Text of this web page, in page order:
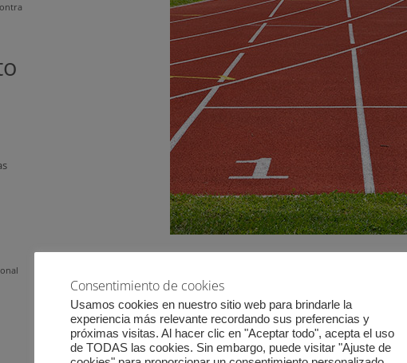
Desarrolla una idea.Te debe apasionar y además
busques algo que esté de moda, solo por eso, tienes
buena a pesar del momento.
Prueba si tendrá éxito.¿La gente necesita ese
Consentimiento de cookies
Usamos cookies en nuestro sitio web para brindarle la
experiencia más relevante recordando sus preferencias y
próximas visitas. Al hacer clic en "Aceptar todo", acepta el uso
de TODAS las cookies. Sin embargo, puede visitar "Ajuste de